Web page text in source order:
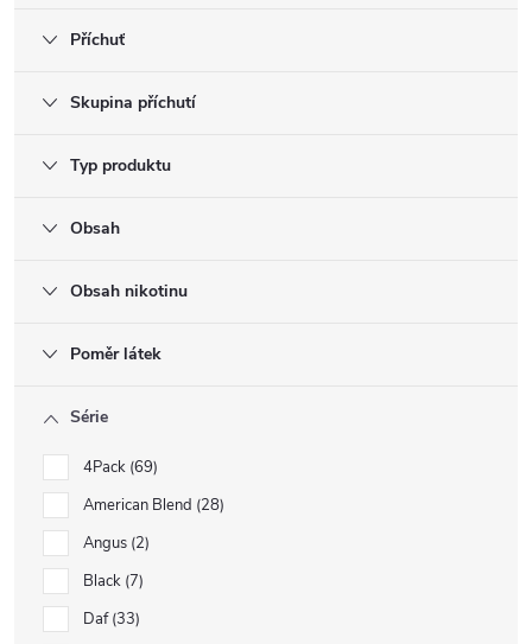
Příchuť
Skupina příchutí
Typ produktu
Obsah
Obsah nikotinu
Poměr látek
Série
4Pack 69
American Blend 28
Angus 2
Black 7
Daf 33